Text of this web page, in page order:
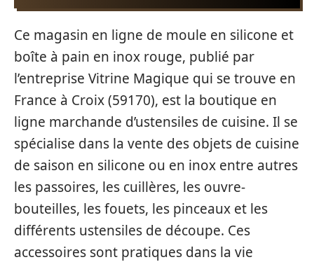
Ce magasin en ligne de moule en silicone et
boîte à pain en inox rouge, publié par
l’entreprise Vitrine Magique qui se trouve en
France à Croix (59170), est la boutique en
ligne marchande d’ustensiles de cuisine. Il se
spécialise dans la vente des objets de cuisine
de saison en silicone ou en inox entre autres
les passoires, les cuillères, les ouvre-
bouteilles, les fouets, les pinceaux et les
différents ustensiles de découpe. Ces
accessoires sont pratiques dans la vie